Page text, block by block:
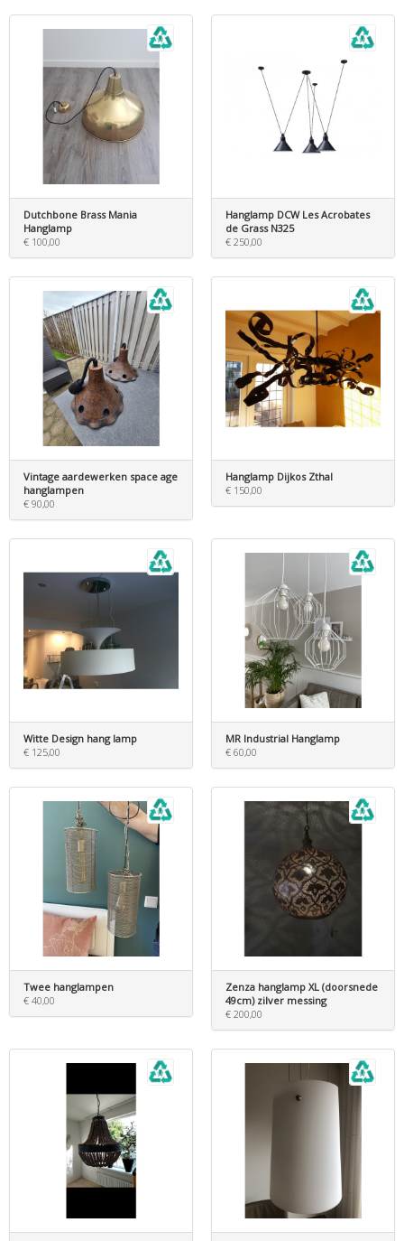
Dutchbone Brass Mania
Hanglamp
€ 100,00
Hanglamp DCW Les Acrobates
de Grass N325
€ 250,00
Vintage aardewerken space age
hanglampen
€ 90,00
Hanglamp Dijkos Zthal
€ 150,00
Witte Design hang lamp
€ 125,00
MR Industrial Hanglamp
€ 60,00
Twee hanglampen
€ 40,00
Zenza hanglamp XL (doorsnede
49cm) zilver messing
€ 200,00